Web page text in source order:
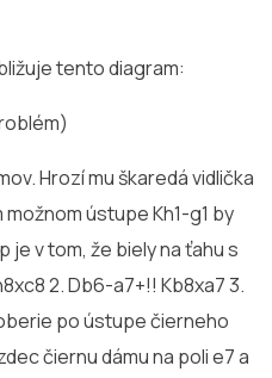
tento diagram:
Hrozí mu škaredá vidlička
ústupe Kh1-g1 by
je v tom, že biely na ťahu s
2. Db6-a7+!! Kb8xa7 3.
po ústupe čierneho
čiernu dámu na poli e7 a